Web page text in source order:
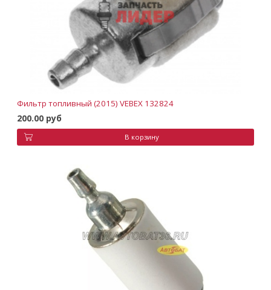
Фильтр топливный (2015) VEBEX 132824
200.00 руб
В корзину